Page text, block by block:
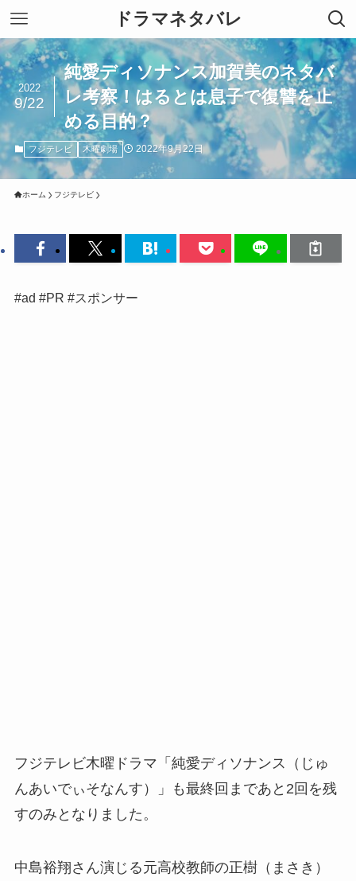
ドラマネタバレ
純愛ディソナンス加賀美のネタバ
レ考察！はるとは息子で復讐を止
める目的？
2022
9/22
フジテレビ 木曜劇場 2022年9月22日
ホーム フジテレビ
#ad #PR #スポンサー
フジテレビ木曜ドラマ 「純愛ディソナンス（じゅ
んあいでぃそなんす）」も最終回まであと2回を残
すのみとなりました。
中島裕翔さん演じる元高校教師の正樹（まさき）